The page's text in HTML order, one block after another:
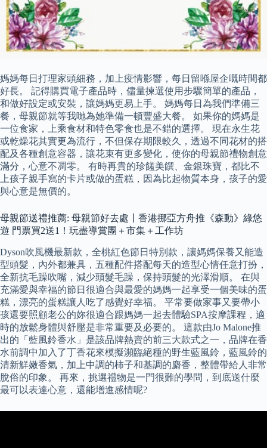
媽媽每日打理家頭細務，加上疫情影響，每日留喺屋企嘅時間都
好長。 記得購買電子產品時，儘量揀選使用步驟簡單的產品，
和做好設定或安裝，讓媽媽更易上手。 媽媽每日為我們準備三
餐，母親節就等我哋為她準備一頓豐盛大餐。 如果你的媽媽是
一位食家，上乘食材和特色零食也是不錯的選擇。 現在永生花
或乾燥花其實更為流行，不但保存期限較久，透過不同花材的搭
配及各種創意容器，讓花束有更多變化，使你的母親節禮物創意
滿分，心意不凋零。 有時再貴的珍饈美饌、金銀珠寶，都比不
上孩子親手寫的卡片或做的蛋糕，因為比起物質本身，孩子的愛
與心意是無價的。
母親節送禮推薦: 母親節好去處丨香港挪亞方舟推《森動》綠悠
遊 門票買2送1！玩盡導賞團＋市集＋工作坊
Dyson吹風機最新款，全桃紅色節日特別款，讓媽媽保養又能造
型頭髮，內外都兼具，五種配件搭配每天的造型心情任意打扮，
全新抗毛躁吹嘴，減少頭髮毛躁，保持頭髮的光澤滑順。 在與
充滿愛與幸福的節日很適合與最愛的媽媽一起享受一個美味的蛋
糕，漂亮的蛋糕讓人吃了感覺好幸福。 平常要做家事又要帶小
孩還要照顧老公的妳很適合跟媽媽一起去體驗SPA按摩課程，適
時的放鬆身體與舒壓是非常重要及必要的。 這款由Jo Malone推
出的「藍風鈴香水」是該品牌熱賣的前三大款式之一，品牌在香
水前調中加入了丁香花來模擬瀕臨絕種的野生藍風鈴，藍風鈴的
清新鮮嫩香氣，加上中調的柿子和基調的麝香，整體帶給人非常
脫俗的印象。 再來，挑選禮物是一門很難的學問，到底送什麼
最可以表達心意，還能增進感情呢?